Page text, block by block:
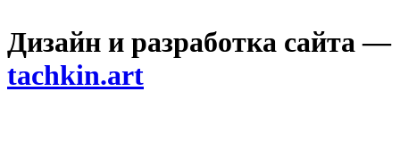
Дизайн и разработка сайта —
tachkin.art